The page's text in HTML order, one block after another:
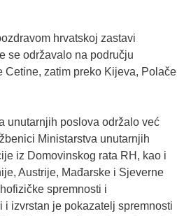
hrvatskoj zastavi
se održavalo na području
Cetine, zatim preko Kijeva, Polače
unutarnjih poslova održalo već
Ministarstva unutarnjih
iz Domovinskog rata RH, kao i
Austrije, Mađarske i Sjeverne
spremnosti i
izvrstan je pokazatelj spremnosti